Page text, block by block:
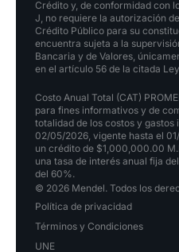
Crédito y, de conformidad con
J, no requiere la autorización
Crédito Público para su
encuentra sujeta a la
Bancaria y de Valores,
en el artículo 56 de la citada
Costo Anual Total (CAT)
para fines informativos y de
totalidad de los costos y gastos
02/05/2026, vigente hasta el
un crédito de $1,000,000.00
una tasa de interés anual fija
del 60%.
© 2026 Mendel. Todos los
Política de privacidad
Términos y Condiciones
UNE